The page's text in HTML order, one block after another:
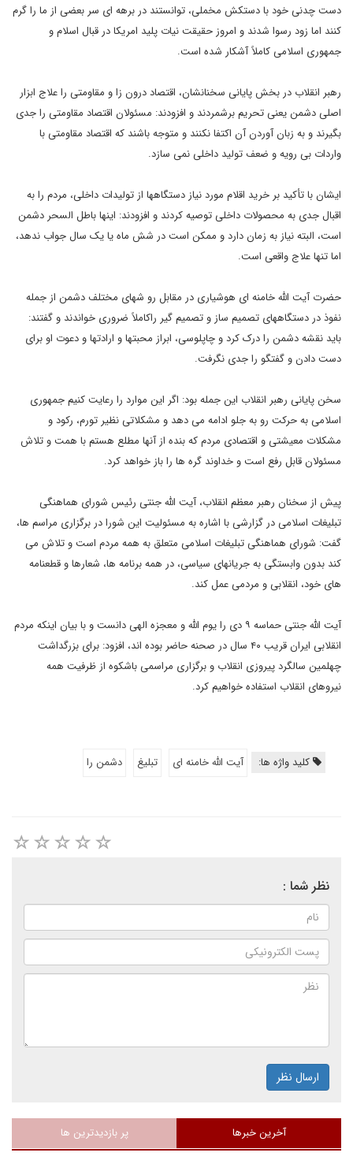
دست چدنی خود با دستکش مخملی، توانستند در برهه ای سر بعضی از ما را گرم
کنند اما زود رسوا شدند و امروز حقیقت نیات پلید امریکا در قبال اسلام و
جمهوری اسلامی کاملاً آشکار شده است.
رهبر انقلاب در بخش پایانی سخنانشان، اقتصاد درون زا و مقاومتی را علاج ابزار
اصلی دشمن یعنی تحریم برشمردند و افزودند: مسئولان اقتصاد مقاومتی را جدی
بگیرند و به زبان آوردن آن اکتفا نکنند و متوجه باشند که اقتصاد مقاومتی با
واردات بی رویه و ضعف تولید داخلی نمی سازد.
ایشان با تأکید بر خرید اقلام مورد نیاز دستگاهها از تولیدات داخلی، مردم را به
اقبال جدی به محصولات داخلی توصیه کردند و افزودند: اینها باطل السحر دشمن
است، البته نیاز به زمان دارد و ممکن است در شش ماه یا یک سال جواب ندهد،
اما تنها علاج واقعی است.
حضرت آیت الله خامنه ای هوشیاری در مقابل رو شهای مختلف دشمن از جمله
نفوذ در دستگاههای تصمیم ساز و تصمیم گیر راکاملاً ضروری خواندند و گفتند:
باید نقشه دشمن را درک کرد و چاپلوسی، ابراز محبتها و ارادتها و دعوت او برای
دست دادن و گفتگو را جدی نگرفت.
سخن پایانی رهبر انقلاب این جمله بود: اگر این موارد را رعایت کنیم جمهوری
اسلامی به حرکت رو به جلو ادامه می دهد و مشکلاتی نظیر تورم، رکود و
مشکلات معیشتی و اقتصادی مردم که بنده از آنها مطلع هستم با همت و تلاش
مسئولان قابل رفع است و خداوند گره ها را باز خواهد کرد.
پیش از سخنان رهبر معظم انقلاب، آیت الله جنتی رئیس شورای هماهنگی
تبلیغات اسلامی در گزارشی با اشاره به مسئولیت این شورا در برگزاری مراسم ها،
گفت: شورای هماهنگی تبلیغات اسلامی متعلق به همه مردم است و تلاش می
کند بدون وابستگی به جریانهای سیاسی، در همه برنامه ها، شعارها و قطعنامه
های خود، انقلابی و مردمی عمل کند.
آیت الله جنتی حماسه ۹ دی را یوم الله و معجزه الهی دانست و با بیان اینکه مردم
انقلابی ایران قریب ۴۰ سال در صحنه حاضر بوده اند، افزود: برای بزرگداشت
چهلمین سالگرد پیروزی انقلاب و برگزاری مراسمی باشکوه از ظرفیت همه
نیروهای انقلاب استفاده خواهیم کرد.
کلید واژه ها: آیت الله خامنه ای تبلیغ دشمن را
نظر شما :
ارسال نظر
آخرین خبرها پر بازدیدترین ها